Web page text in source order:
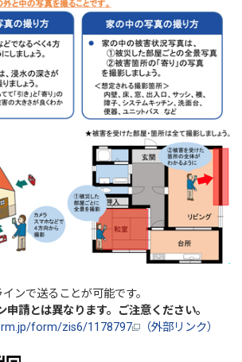
ンで送ることが可能です。
請とは異なります。ご注意ください。
form/zis6/1178797
（外部リンク）